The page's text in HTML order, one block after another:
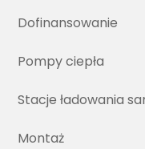
Dofinansowanie
Pompy ciepła
Stacje ładowania
Montaż